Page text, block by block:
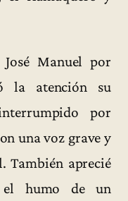
Manuel por
la atención su
por
una voz grave y
También aprecié
el humo de un